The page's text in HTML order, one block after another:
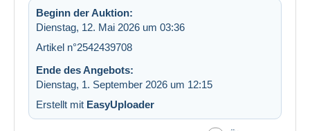
Beginn der Auktion:
Dienstag, 12. Mai 2026 um 03:36
Artikel n°2542439708
Ende des Angebots:
Dienstag, 1. September 2026 um 12:15
Erstellt mit EasyUploader